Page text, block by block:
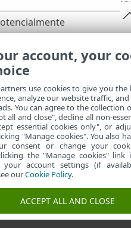
conhecimento ESETFórum
spol. s r.o. - Todos os direitos
account, your
use cookies to give you the
analyze our website traffic,
You can agree to the collection
all and close", decline all non-
essential cookies only", or
"Manage cookies". You also
consent or change your
the "Manage cookies" link
account settings (if
ourCookie Policy.
ACCEPT ALL AND CLOSE